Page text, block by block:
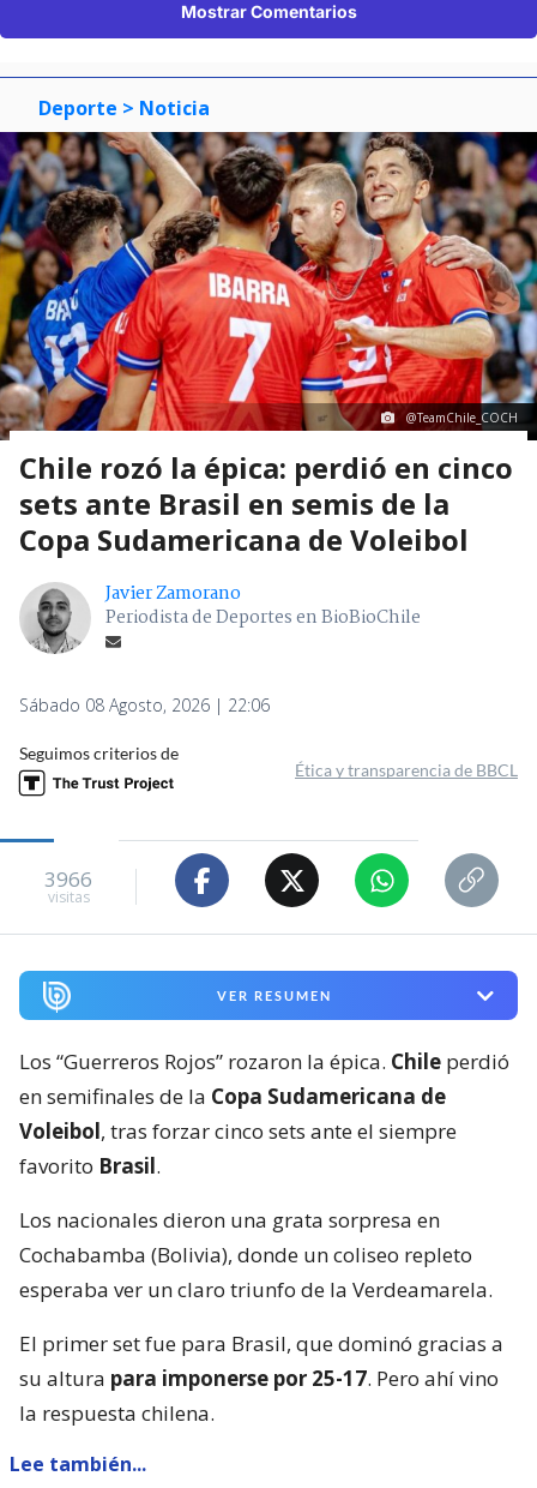
Mostrar Comentarios
Deporte > Noticia
@TeamChile_COCH
Chile rozó la épica: perdió en cinco
sets ante Brasil en semis de la
Copa Sudamericana de Voleibol
Javier Zamorano
Periodista de Deportes en BioBioChile
Sábado 08 Agosto, 2026 | 22:06
Seguimos criterios de
Ética y transparencia de BBCL
3966
visitas
VER RESUMEN
Los “Guerreros Rojos” rozaron la épica. Chile perdió
en semifinales de la Copa Sudamericana de
Voleibol, tras forzar cinco sets ante el siempre
favorito Brasil.
Los nacionales dieron una grata sorpresa en
Cochabamba (Bolivia), donde un coliseo repleto
esperaba ver un claro triunfo de la Verdeamarela.
El primer set fue para Brasil, que dominó gracias a
su altura para imponerse por 25-17. Pero ahí vino
la respuesta chilena.
Lee también...